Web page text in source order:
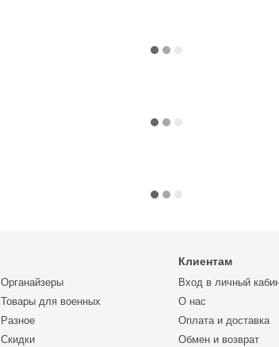
Органайзеры
Товары для военных
Разное
Скидки
Клиентам
Вход в личный
О нас
Оплата и доставка
Обмен и возврат